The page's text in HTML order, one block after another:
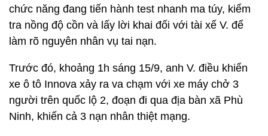
chức năng đang tiến hành test nhanh ma túy, kiểm
tra nồng độ cồn và lấy lời khai đối với tài xế V. để
làm rõ nguyên nhân vụ tai nạn.
Trước đó, khoảng 1h sáng 15/9, anh V. điều khiển
xe ô tô Innova xảy ra va chạm với xe máy chở 3
người trên quốc lộ 2, đoạn đi qua địa bàn xã Phù
Ninh, khiến cả 3 nạn nhân thiệt mạng.